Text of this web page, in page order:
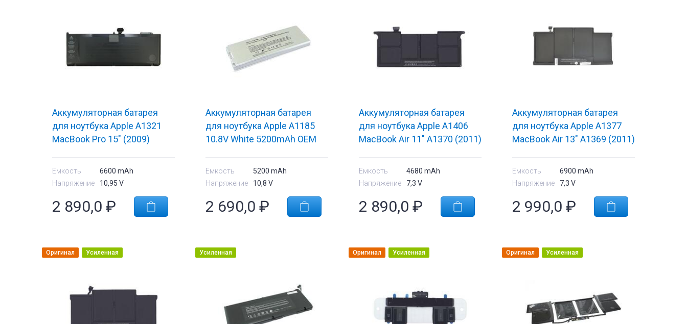
Комплектующие Комплектующие
Аккумуляторная батарея
для ноутбука Apple A1321
MacBook Pro 15" (2009)
Емкость
6600 mAh
Напряжение
10,95 V
2 890,0 ₽
Аккумуляторная батарея
для ноутбука Apple A1185
10.8V White 5200mAh OEM
Емкость
5200 mAh
Напряжение
10,8 V
2 690,0 ₽
Аккумуляторная батарея
для ноутбука Apple A1406
MacBook Air 11" A1370 (2011)
Емкость
4680 mAh
Напряжение
7,3 V
2 890,0 ₽
Аккумуляторная батарея
для ноутбука Apple A1377
MacBook Air 13" A1369 (2011)
Емкость
6900 mAh
Напряжение
7,3 V
2 990,0 ₽
Оригинал Усиленная Усиленная Оригинал Усиленная Оригинал Усиленная